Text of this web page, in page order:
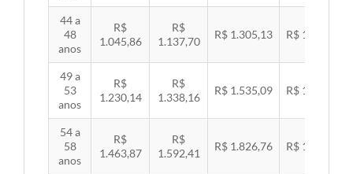
44 a
48
anos
R$
1.045,86
R$
1.137,70
R$ 1.305,13 R$ 1.344,92
49 a
53
anos
R$
1.230,14
R$
1.338,16
R$ 1.535,09 R$ 1.581,89
54 a
58
anos
R$
1.463,87
R$
1.592,41
R$ 1.826,76 R$ 1.882,45